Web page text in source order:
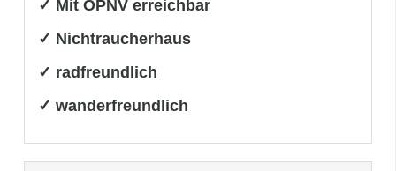
✓ Mit ÖPNV erreichbar
✓ Nichtraucherhaus
✓ radfreundlich
✓ wanderfreundlich